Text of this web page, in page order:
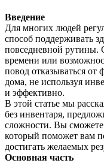
Введение
Для многих людей
способ поддерживать
повседневной рутины.
времени или
повод отказываться от
дома, не используя
и эффективно.
В этой статье мы
без инвентаря,
сложности. Вы
который поможет вам
достигать желаемых
Основная часть